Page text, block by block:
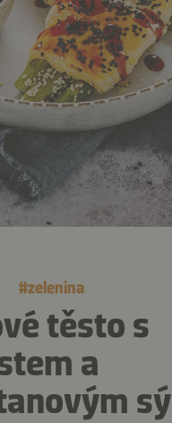
#zelenina
těsto s
a